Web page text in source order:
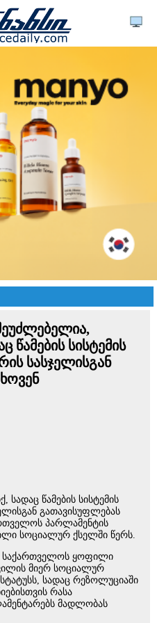
წამების სისტემის
სასჯელისგან
სადაც წამების სისტემის
გათავისუფლებას
პარლამენტის
სოციალურ ქსელში წერს.
საქართველოს ყოფილი
მიერ სოციალურ
სადაც რეზოლუციაში
რასა
მადლობას